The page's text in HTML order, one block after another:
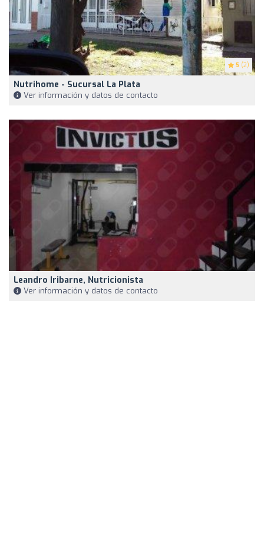
5 (2)
Nutrihome - Sucursal La Plata
Ver información y datos de contacto
Leandro Iribarne, Nutricionista
Ver información y datos de contacto